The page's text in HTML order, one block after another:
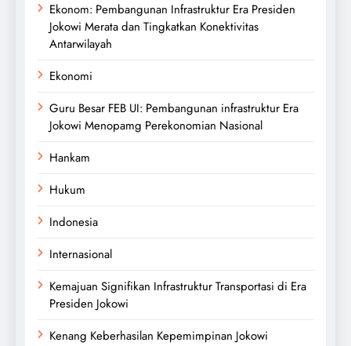
Ekonom: Pembangunan Infrastruktur Era Presiden
Jokowi Merata dan Tingkatkan Konektivitas
Antarwilayah
Ekonomi
Guru Besar FEB UI: Pembangunan infrastruktur Era
Jokowi Menopamg Perekonomian Nasional
Hankam
Hukum
Indonesia
Internasional
Kemajuan Signifikan Infrastruktur Transportasi di Era
Presiden Jokowi
Kenang Keberhasilan Kepemimpinan Jokowi